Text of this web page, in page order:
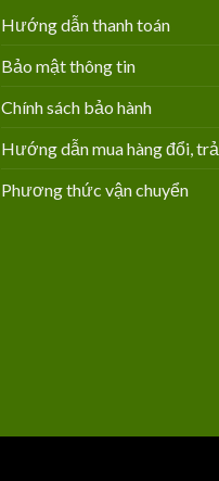
Hướng dẫn thanh toán
Bảo mật thông tin
Chính sách bảo hành
Hướng dẫn mua hàng đổi, trả
Phương thức vận chuyển